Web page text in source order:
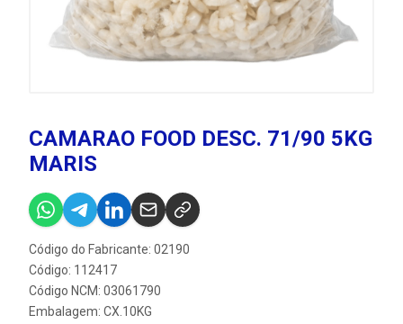
CAMARAO FOOD DESC. 71/90 5KG
MARIS
Código do Fabricante: 02190
Código: 112417
Código NCM: 03061790
Embalagem: CX.10KG